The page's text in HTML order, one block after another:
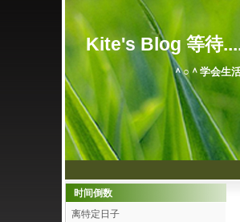
Kite's Blog 等待
＾○＾学会生
时间倒数
离特定日子